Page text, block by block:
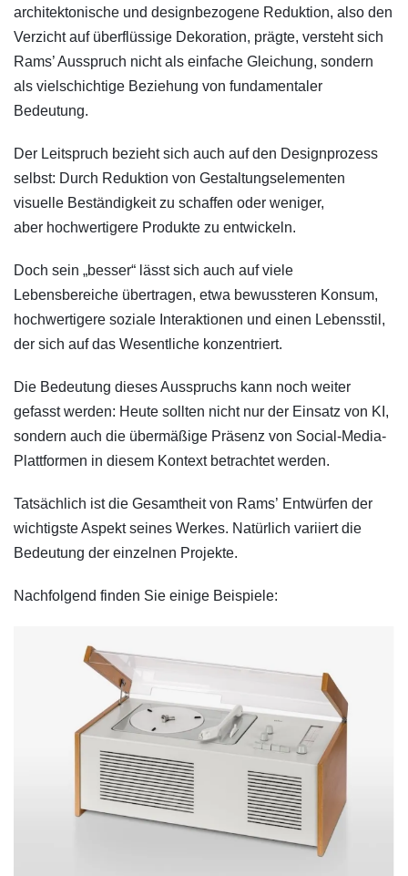
architektonische und designbezogene Reduktion, also den
Verzicht auf überflüssige Dekoration, prägte, versteht sich
Rams’ Ausspruch nicht als einfache Gleichung, sondern
als vielschichtige Beziehung von fundamentaler
Bedeutung.
Der Leitspruch bezieht sich auch auf den Designprozess
selbst: Durch Reduktion von Gestaltungselementen
visuelle Beständigkeit zu schaffen oder weniger,
aber hochwertigere Produkte zu entwickeln.
Doch sein „besser“ lässt sich auch auf viele
Lebensbereiche übertragen, etwa bewussteren Konsum,
hochwertigere soziale Interaktionen und einen Lebensstil,
der sich auf das Wesentliche konzentriert.
Die Bedeutung dieses Ausspruchs kann noch weiter
gefasst werden: Heute sollten nicht nur der Einsatz von KI,
sondern auch die übermäßige Präsenz von Social-Media-
Plattformen in diesem Kontext betrachtet werden.
Tatsächlich ist die Gesamtheit von Rams’ Entwürfen der
wichtigste Aspekt seines Werkes. Natürlich variiert die
Bedeutung der einzelnen Projekte.
Nachfolgend finden Sie einige Beispiele: